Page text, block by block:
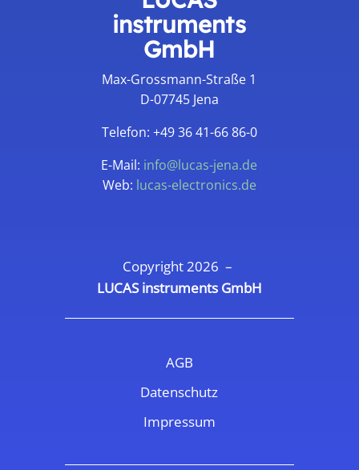
instruments
GmbH
Max-Grossmann-Straße 1
D-07745 Jena
Telefon: +49 36 41-66 86-0
E-Mail: info@lucas-jena.de
Web: lucas-electronics.de
Copyright 2026 –
LUCAS instruments GmbH
AGB
Datenschutz
Impressum